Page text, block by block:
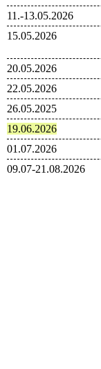
11.-13.05.2026
15.05.2026
20.05.2026
22.05.2026
26.05.2025
19.06.2026
01.07.2026
09.07-21.08.2026